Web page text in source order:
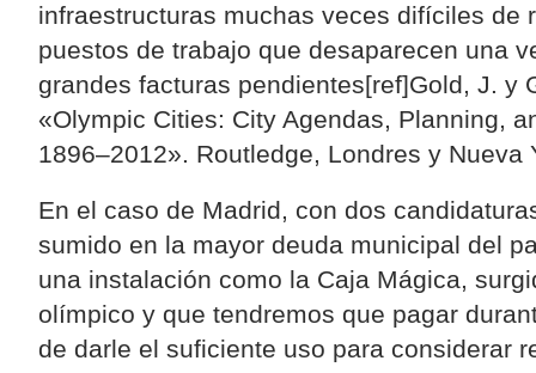
infraestructuras muchas veces difíciles de
puestos de trabajo que desaparecen una
grandes facturas pendientes[ref]Gold, J. y
«Olympic Cities: City Agendas, Planning,
1896–2012». Routledge, Londres y Nueva
En el caso de Madrid, con dos
sumido en la mayor deuda municipal del
una instalación como la Caja Mágica,
olímpico y que tendremos que pagar
de darle el suficiente uso para considerar